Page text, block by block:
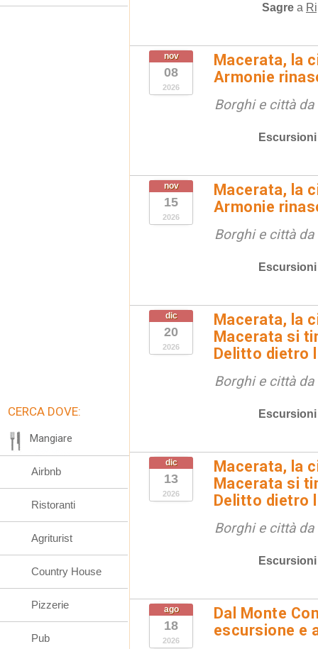
Sagre a
nov
08
2026
Macerata, la
Armonie
Borghi e città
Escursioni
nov
15
2026
Macerata, la
Armonie
Borghi e città
Escursioni
dic
20
2026
Macerata, la
Macerata si
Delitto dietro
Borghi e città
Escursioni
dic
13
2026
Macerata, la
Macerata si
Delitto dietro
Borghi e città
Escursioni
ago
18
2026
Dal Monte
escursione e
CERCA DOVE:
Mangiare
Airbnb
Ristoranti
Agriturist
Country House
Pizzerie
Pub